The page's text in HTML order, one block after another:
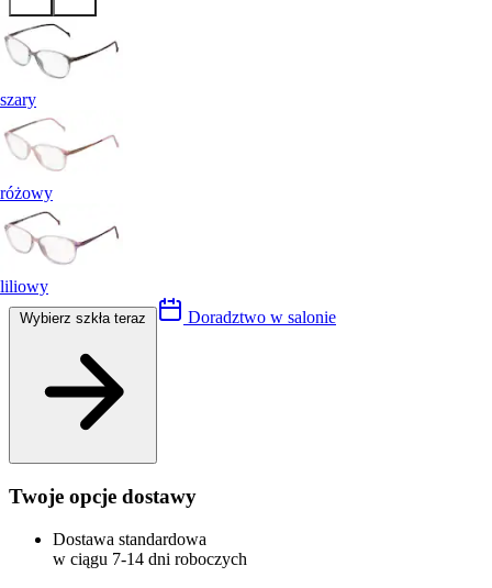
szary
różowy
liliowy
Doradztwo w salonie
Twoje opcje dostawy
Dostawa standardowa
w ciągu 7-14 dni roboczych